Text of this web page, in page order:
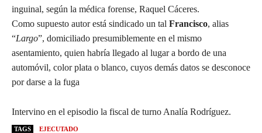
inguinal, según la médica forense, Raquel Cáceres.
Como supuesto autor está sindicado un tal Francisco, alias
“Largo”, domiciliado presumiblemente en el mismo
asentamiento, quien habría llegado al lugar a bordo de una
automóvil, color plata o blanco, cuyos demás datos se desconoce
por darse a la fuga
Intervino en el episodio la fiscal de turno Analía Rodríguez.
TAGS EJECUTADO